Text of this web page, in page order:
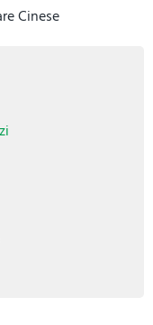
Cinese